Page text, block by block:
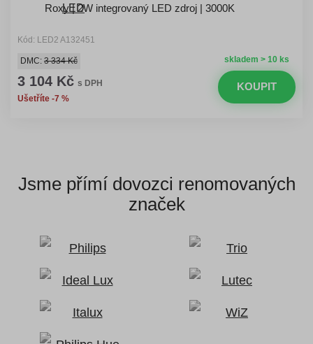
Roxy | 2W integrovaný LED zdroj | 3000K
Kód: LED2 A132451
skladem > 10 ks
DMC: 3 334 Kč
3 104 Kč s DPH
Ušetříte -7 %
KOUPIT
Jsme přímí dovozci renomovaných
značek